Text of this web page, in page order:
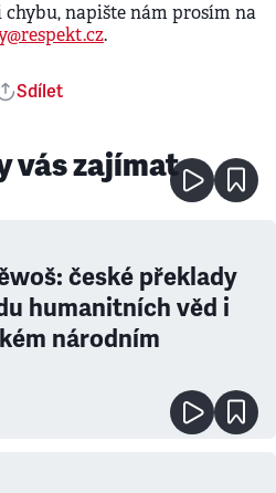
chybu, napište nám prosím na
.
Sdílet
vás zajímat
české překlady
humanitních věd i
národním